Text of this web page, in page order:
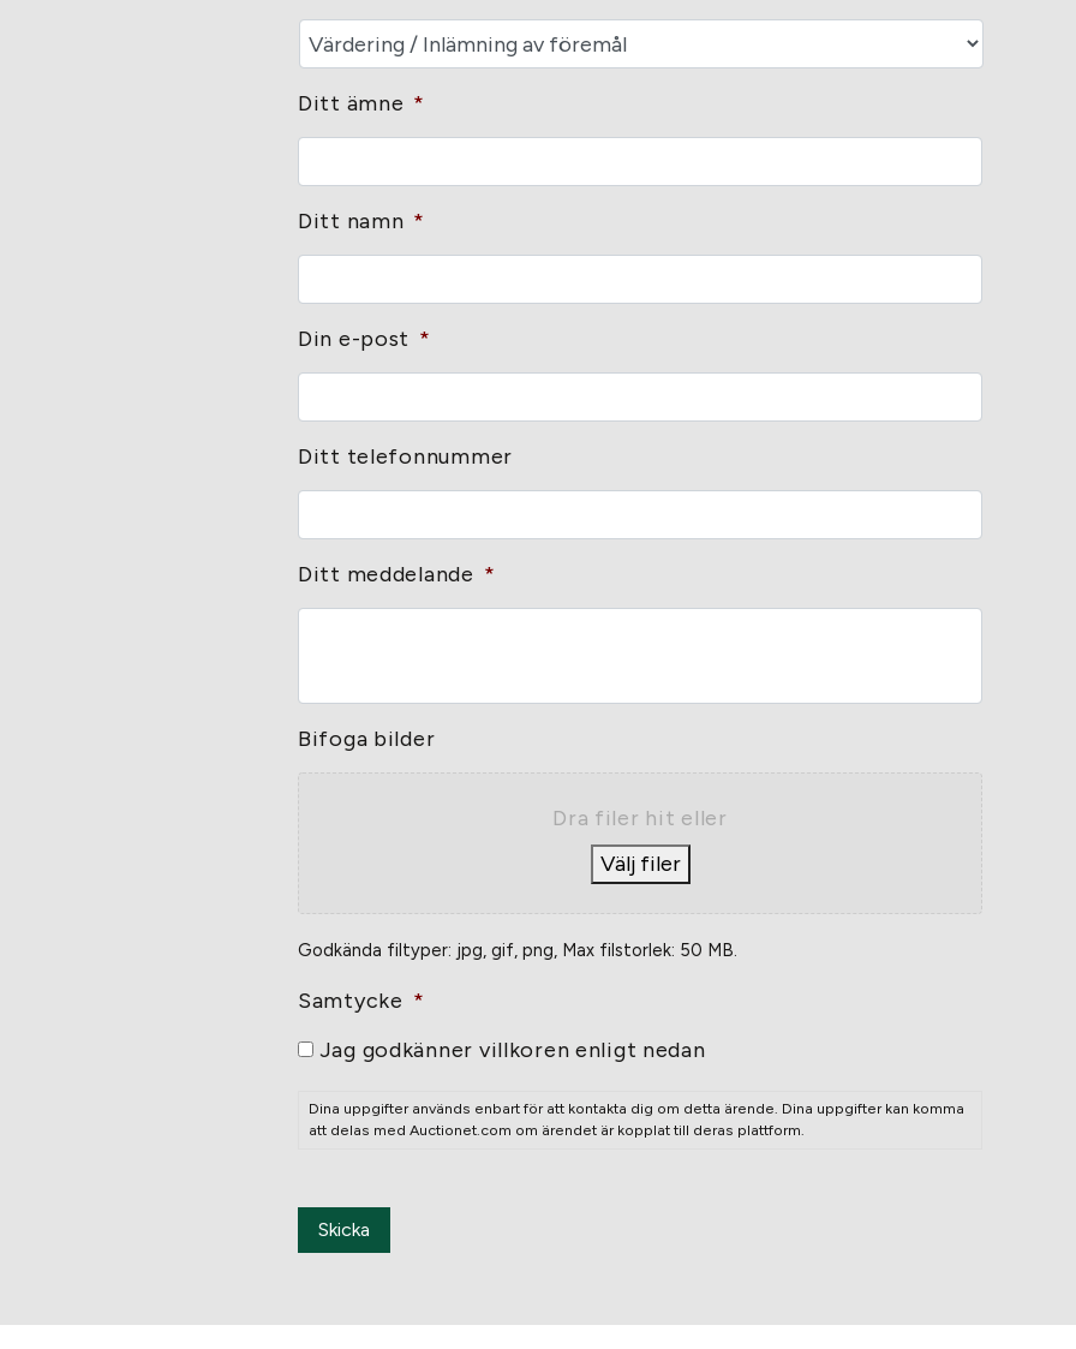
Ditt ämne *
Ditt namn *
Din e-post *
Ditt telefonnummer
Ditt meddelande *
Bifoga bilder
Dra filer hit eller
Välj filer
Godkända filtyper: jpg, gif, png, Max filstorlek: 50 MB.
Samtycke *
Jag godkänner villkoren enligt nedan
Dina uppgifter används enbart för att kontakta dig om detta ärende. Dina uppgifter kan komma
att delas med Auctionet.com om ärendet är kopplat till deras plattform.
Skicka